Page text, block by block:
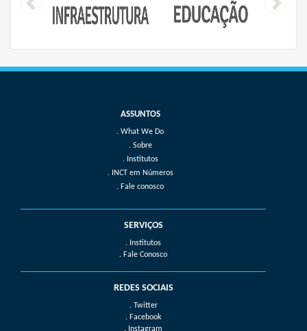
What We Do
Sobre
Institutos
INCT em Números
Fale conosco
SERVIÇOS
. Institutos
. Fale Conosco
REDES SOCIAIS
. Twitter
. Facebook
. Instagram